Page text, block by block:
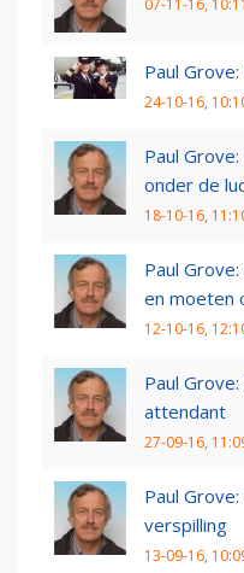
Paul
24-10-16,
Paul
onder de
18-10-16,
Paul
en moeten
12-10-16,
Paul
attendant
27-09-16,
Paul
verspilling
13-09-16,